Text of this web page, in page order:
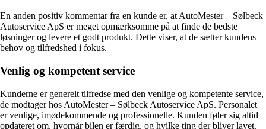
En anden positiv kommentar fra en kunde er, at AutoMester – Sølbeck
Autoservice ApS er meget opmærksomme på at finde de bedste
løsninger og levere et godt produkt. Dette viser, at de sætter kundens
behov og tilfredshed i fokus.
Venlig og kompetent service
Kunderne er generelt tilfredse med den venlige og kompetente service,
de modtager hos AutoMester – Sølbeck Autoservice ApS. Personalet
er venlige, imødekommende og professionelle. Kunden føler sig altid
opdateret om, hvornår bilen er færdig, og hvilke ting der bliver lavet.